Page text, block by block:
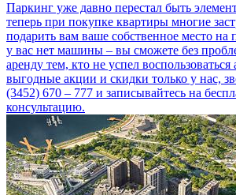
Паркинг уже давно перестал быть
теперь при покупке квартиры многие
подарить вам ваше собственное место на
у вас нет машины – вы сможете без
аренду тем, кто не успел
выгодные акции и скидки только у нас,
(3452) 670 – 777 и записывайтесь на
консультацию.